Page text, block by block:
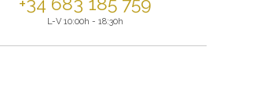
L-V 10:00h - 18:30h